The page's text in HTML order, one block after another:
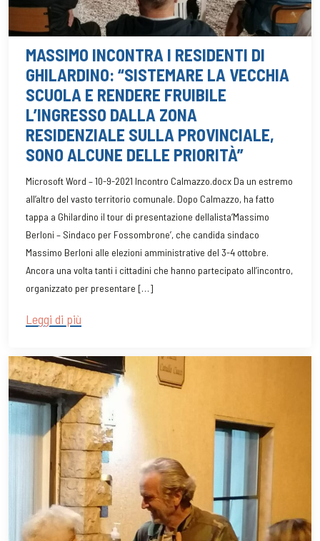
MASSIMO INCONTRA I RESIDENTI DI
GHILARDINO: “SISTEMARE LA VECCHIA
SCUOLA E RENDERE FRUIBILE
L’INGRESSO DALLA ZONA
RESIDENZIALE SULLA PROVINCIALE,
SONO ALCUNE DELLE PRIORITÀ”
Microsoft Word – 10-9-2021 Incontro Calmazzo.docx Da un estremo
all’altro del vasto territorio comunale. Dopo Calmazzo, ha fatto
tappa a Ghilardino il tour di presentazione dellalista‘Massimo
Berloni – Sindaco per Fossombrone’, che candida sindaco
Massimo Berloni alle elezioni amministrative del 3-4 ottobre.
Ancora una volta tanti i cittadini che hanno partecipato all’incontro,
organizzato per presentare […]
Leggi di più